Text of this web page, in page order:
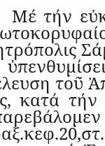
Μέ τήν
τοῦ
κατά τήν